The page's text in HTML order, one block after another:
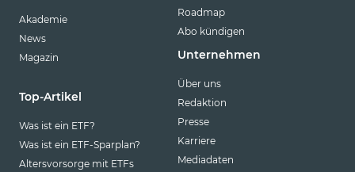
Akademie
News
Magazin
Top-Artikel
Was ist ein ETF?
Was ist ein ETF-Sparplan?
Altersvorsorge mit ETFs
Roadmap
Abo kündigen
Unternehmen
Über uns
Redaktion
Presse
Karriere
Mediadaten